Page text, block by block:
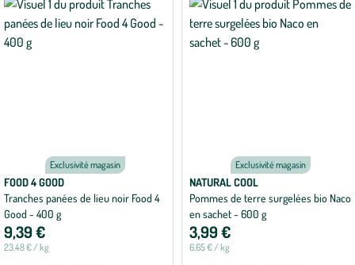
Exclusivité magasin
FOOD 4 GOOD
Tranches panées de lieu noir Food 4
Good - 400 g
9,39 €
23,48 € / kg
Exclusivité magasin
NATURAL COOL
Pommes de terre surgelées bio Naco
en sachet - 600 g
3,99 €
6,65 € / kg